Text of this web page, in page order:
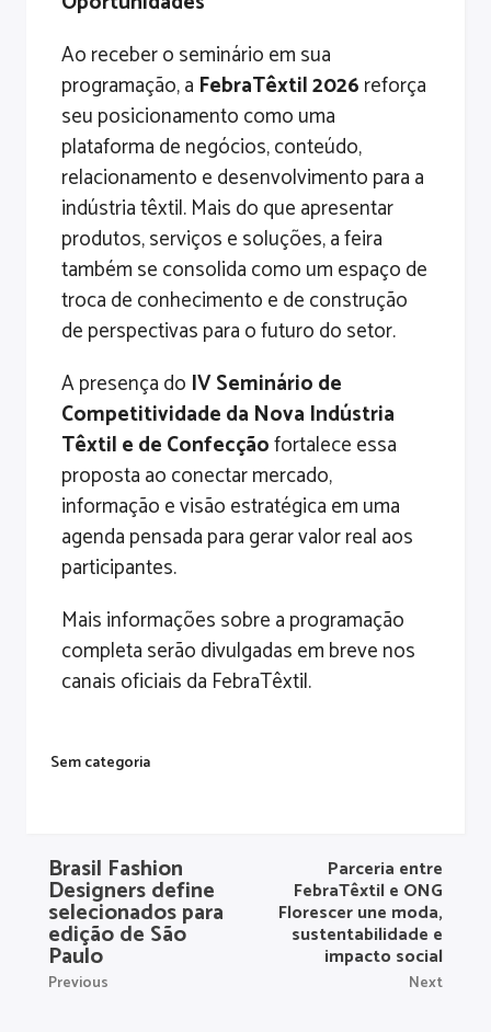
Ao receber o seminário em sua
programação, a FebraTêxtil 2026reforça
seu posicionamento como uma
plataforma de negócios, conteúdo,
relacionamento e desenvolvimento para a
indústria têxtil. Mais do que apresentar
produtos, serviços e soluções, a feira
também se consolida como um espaço de
troca de conhecimento e de construção
de perspectivas para o futuro do setor.
A presença do IV Seminário de
Competitividade da Nova Indústria
Têxtil e de Confecçãofortalece essa
proposta ao conectar mercado,
informação e visão estratégica em uma
agenda pensada para gerar valor real aos
participantes.
Mais informações sobre a programação
completa serão divulgadas em breve nos
canais oficiais da FebraTêxtil.
Sem categoria
Brasil Fashion
Designers define
selecionados para
edição de São
Paulo
Previous
Parceria entre
FebraTêxtil e ONG
Florescer une moda,
sustentabilidade e
impacto social
Next